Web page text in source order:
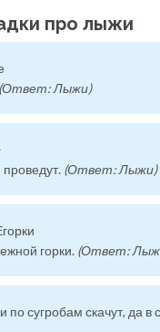
про лыжи
(Ответ: Лыжи)
(Ответ: Лыжи)
горки. (Ответ:
по сугробам скачут, да в